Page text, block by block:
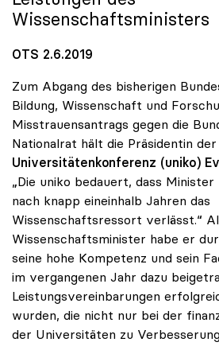
Wissenschaftsministers
OTS 2.6.2019
Zum Abgang des bisherigen
Bildung, Wissenschaft und
Misstrauensantrags gegen die
Nationalrat hält die Präsidentin der
Universitätenkonferenz (uniko)
„Die uniko bedauert, dass Minister
nach knapp eineinhalb Jahren das
Wissenschaftsressort verlässt.“
Wissenschaftsminister habe er
seine hohe Kompetenz und sein
im vergangenen Jahr dazu
Leistungsvereinbarungen
wurden, die nicht nur bei der
der Universitäten zu